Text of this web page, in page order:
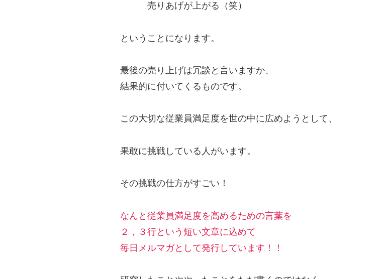
売りあげが上がる（笑）
ということになります。
最後の売り上げは冗談と言いますか、
結果的に付いてくるものです。
この大切な従業員満足度を世の中に広めようとして、
果敢に挑戦している人がいます。
その挑戦の仕方がすごい！
なんと従業員満足度を高めるための言葉を
２，３行という短い文章に込めて
毎日メルマガとして発行しています！！